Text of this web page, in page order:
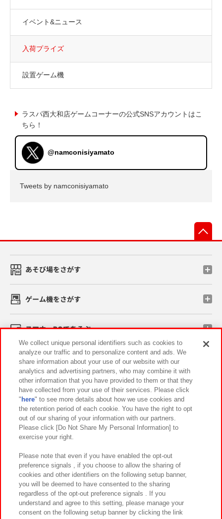
イベント&ニュース
入荷プライズ
設置ゲーム機
ラスパ西大和店ゲームコーナーの公式SNSアカウントはこ
ちら！
@namconisiyamato
Tweets by namconisiyamato
あそび場をさがす
ゲーム機をさがす
スマホ・PCであそぶ
イベント・キャンペーン
関連会社 サステナビリティ サイトポリシー
プライバシーポリシー ウェブアクセシビリティ方針と検証結果
お取引先さまとともに
カスタマーハラスメント対応方針 よくあるご質問・お問い合わせ
We collect unique personal identifiers such as cookies to
analyze our traffic and to personalize content and ads. We
share information about your use of our website with our
analytics and advertising partners, who may combine it with
other information that you have provided to them or that they
have collected from your use of their services. Please click
" here" to see more details about how we use cookies and
the retention period of each cookie. You have the right to opt
out of our sharing of your information with our partners.
Please click [Do Not Share My Personal Information] to
exercise your right.
Please note that even if you have enabled the opt-out
preference signals , if you choose to allow the sharing of
cookies and other identifiers on the following setup banner,
you will be deemed to have consented to the sharing
regardless of the opt-out preference signals . If you
understand and agree to this setting, please manage your
consent on the following setup banner by clicking the link